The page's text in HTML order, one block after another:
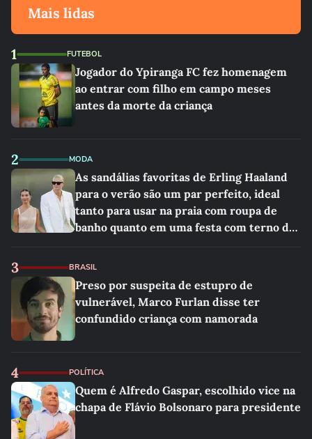
Mais lidas
1 FUTEBOL
Jogador do Ypiranga FC fez homenagem
ao entrar com filho em campo meses
antes da morte da criança
2 MODA
As sandálias favoritas de Erling Haaland
para o verão são um par perfeito, ideal
tanto para usar na praia com roupa de
banho quanto em uma festa com terno de
3 BRASIL
Preso por suspeita de estupro de
vulnerável, Marco Furlan disse ter
confundido criança com namorada
4 POLÍTICA
Quem é Alfredo Gaspar, escolhido vice na
chapa de Flávio Bolsonaro para presidente